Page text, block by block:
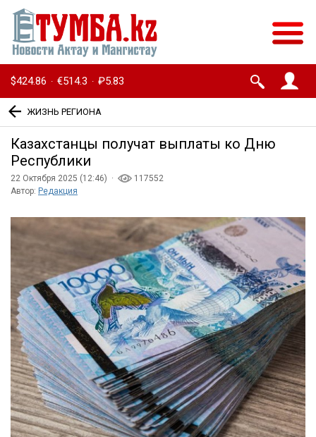
$424.86 · €514.3 · ₽5.83
ЖИЗНЬ РЕГИОНА
Казахстанцы получат выплаты ко Дню
Республики
22 Октября 2025 (12:46) ·
117552
Автор: Редакция